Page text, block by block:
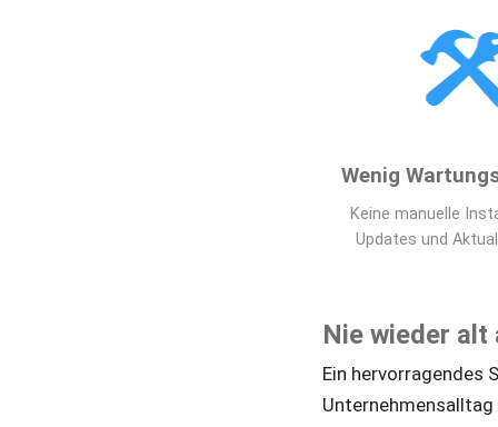
Wenig
Keine manuelle
Updates und
Nie wieder
Ein hervorragendes
Unternehmensalltag